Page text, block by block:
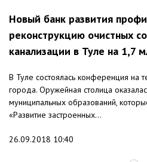
Новый банк развития
реконструкцию очистных
канализации в Туле на 1,7
В Туле состоялась конференция на
города. Оружейная столица
муниципальных образований,
«Развитие застроенных...
26.09.2018 10:40